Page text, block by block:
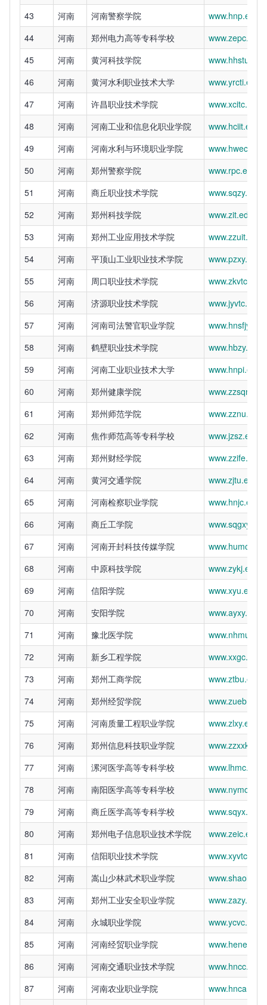
43
河南 河南警察学院
44
河南 郑州电力高等专科学校
45
河南 黄河科技学院
46
河南 黄河水利职业技术大学
47
河南 许昌职业技术学院
48
河南 河南工业和信息化职业学院
49
河南 河南水利与环境职业学院
50
河南 郑州警察学院
51
河南 商丘职业技术学院
52
河南 郑州科技学院
www.zit.edu.cn
53
河南 郑州工业应用技术学院
54
河南 平顶山工业职业技术学院
55
河南 周口职业技术学院
56
河南 济源职业技术学院
57
河南 河南司法警官职业学院
58
河南 鹤壁职业技术学院
59
河南 河南工业职业技术大学
60
河南 郑州健康学院
61
河南 郑州师范学院
62
河南 焦作师范高等专科学校
63
河南 郑州财经学院
64
河南 黄河交通学院
65
河南 河南检察职业学院
66
河南 商丘工学院
67
河南 河南开封科技传媒学院
68
河南 中原科技学院
69
河南 信阳学院
70
河南 安阳学院
71
河南 豫北医学院
72
河南 新乡工程学院
73
河南 郑州工商学院
74
河南 郑州经贸学院
75
河南 河南质量工程职业学院
76
河南 郑州信息科技职业学院
77
河南 漯河医学高等专科学校
78
河南 南阳医学高等专科学校
79
河南 商丘医学高等专科学校
80
河南 郑州电子信息职业技术学院
81
河南 信阳职业技术学院
82
河南 嵩山少林武术职业学院
83
河南 郑州工业安全职业学院
www.zazy.cn
84
河南 永城职业学院
85
河南 河南经贸职业学院
86
河南 河南交通职业技术学院
87
河南 河南农业职业学院